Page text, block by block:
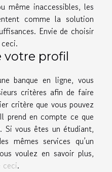
même inaccessibles, les
comme la solution
Envie de choisir
votre profil
banque en ligne, vous
critères afin de faire
critère que vous pouvez
prend en compte ce que
vous êtes un étudiant,
mêmes services qu’un
voulez en savoir plus,
ceci.